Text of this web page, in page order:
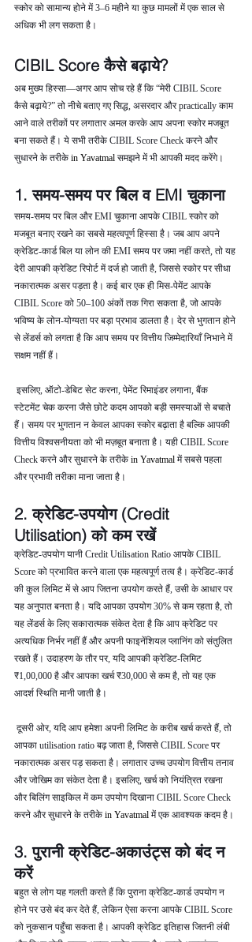
स्कोर को सामान्य होने में 3–6 महीने या कुछ मामलों में एक साल से
अधिक भी लग सकता है।
CIBIL Score कैसे बढ़ाये?
अब मुख्य हिस्सा—अगर आप सोच रहे हैं कि “मेरी CIBIL Score
कैसे बढ़ाये?” तो नीचे बताए गए सिद्ध, असरदार और practically काम
आने वाले तरीकों पर लगातार अमल करके आप अपना स्कोर मजबूत
बना सकते हैं। ये सभी तरीके CIBIL Score Check करने और
सुधारने के तरीके in Yavatmal समझने में भी आपकी मदद करेंगे।
1. समय-समय पर बिल व EMI चुकाना
समय-समय पर बिल और EMI चुकाना आपके CIBIL स्कोर को
मजबूत बनाए रखने का सबसे महत्वपूर्ण हिस्सा है। जब आप अपने
क्रेडिट-कार्ड बिल या लोन की EMI समय पर जमा नहीं करते, तो यह
देरी आपकी क्रेडिट रिपोर्ट में दर्ज हो जाती है, जिससे स्कोर पर सीधा
नकारात्मक असर पड़ता है। कई बार एक ही मिस-पेमेंट आपके
CIBIL Score को 50–100 अंकों तक गिरा सकता है, जो आपके
भविष्य के लोन-योग्यता पर बड़ा प्रभाव डालता है। देर से भुगतान होने
से लेंडर्स को लगता है कि आप समय पर वित्तीय जिम्मेदारियाँ निभाने में
सक्षम नहीं हैं।
इसलिए, ऑटो-डेबिट सेट करना, पेमेंट रिमाइंडर लगाना, बैंक
स्टेटमेंट चेक करना जैसे छोटे कदम आपको बड़ी समस्याओं से बचाते
हैं। समय पर भुगतान न केवल आपका स्कोर बढ़ाता है बल्कि आपकी
वित्तीय विश्वसनीयता को भी मज़बूत बनाता है। यही CIBIL Score
Check करने और सुधारने के तरीके in Yavatmal में सबसे पहला
और प्रभावी तरीका माना जाता है।
2. क्रेडिट-उपयोग (Credit
Utilisation) को कम रखें
क्रेडिट-उपयोग यानी Credit Utilisation Ratio आपके CIBIL
Score को प्रभावित करने वाला एक महत्वपूर्ण तत्व है। क्रेडिट-कार्ड
की कुल लिमिट में से आप जितना उपयोग करते हैं, उसी के आधार पर
यह अनुपात बनता है। यदि आपका उपयोग 30% से कम रहता है, तो
यह लेंडर्स के लिए सकारात्मक संकेत देता है कि आप क्रेडिट पर
अत्यधिक निर्भर नहीं हैं और अपनी फाइनेंशियल प्लानिंग को संतुलित
रखते हैं। उदाहरण के तौर पर, यदि आपकी क्रेडिट-लिमिट
₹1,00,000 है और आपका खर्च ₹30,000 से कम है, तो यह एक
आदर्श स्थिति मानी जाती है।
दूसरी ओर, यदि आप हमेशा अपनी लिमिट के करीब खर्च करते हैं, तो
आपका utilisation ratio बढ़ जाता है, जिससे CIBIL Score पर
नकारात्मक असर पड़ सकता है। लगातार उच्च उपयोग वित्तीय तनाव
और जोखिम का संकेत देता है। इसलिए, खर्च को नियंत्रित रखना
और बिलिंग साइकिल में कम उपयोग दिखाना CIBIL Score Check
करने और सुधारने के तरीके in Yavatmal में एक आवश्यक कदम है।
3. पुरानी क्रेडिट-अकाउंट्स को बंद न
करें
बहुत से लोग यह गलती करते हैं कि पुराना क्रेडिट-कार्ड उपयोग न
होने पर उसे बंद कर देते हैं, लेकिन ऐसा करना आपके CIBIL Score
को नुकसान पहुँचा सकता है। आपकी क्रेडिट इतिहास जितनी लंबी